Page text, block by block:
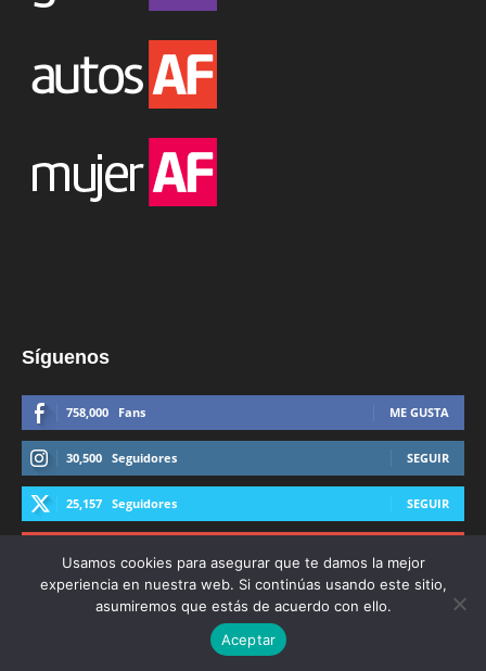
Síguenos
758,000 Fans ME GUSTA
30,500 Seguidores SEGUIR
25,157 Seguidores SEGUIR
© Derechos Reservados AFmedios 2021
Usamos cookies para asegurar que te damos la mejor
experiencia en nuestra web. Si continúas usando este sitio,
asumiremos que estás de acuerdo con ello.
Aceptar